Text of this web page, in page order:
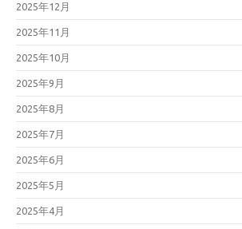
2025年12月
2025年11月
2025年10月
2025年9月
2025年8月
2025年7月
2025年6月
2025年5月
2025年4月